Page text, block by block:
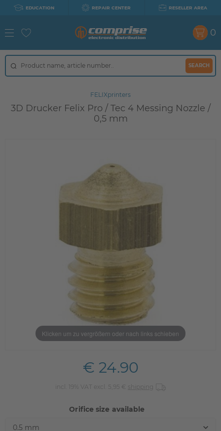
EDUCATION REPAIR CENTER RESELLER AREA
SEARCH
0
FELIXprinters
3D Drucker Felix Pro / Tec 4 Messing Nozzle /
0,5 mm
Klicken um zu vergrößern oder nach links schieben
€ 24.90
incl. 19% VAT excl. 5,95 € shipping
Orifice size available